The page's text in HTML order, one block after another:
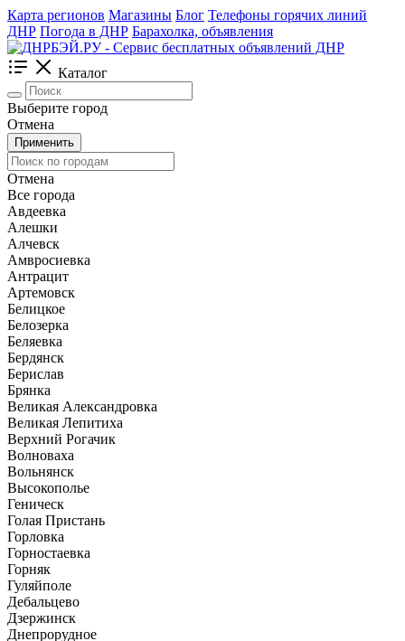
Карта регионов Магазины Блог Телефоны горячих линий
ДНР Погода в ДНР Барахолка, объявления
Каталог
Выберите город
Отмена
Применить
Отмена
Все города
Авдеевка
Алешки
Алчевск
Амвросиевка
Антрацит
Артемовск
Белицкое
Белозерка
Беляевка
Бердянск
Берислав
Брянка
Великая Александровка
Великая Лепитиха
Верхний Рогачик
Волноваха
Вольнянск
Высокополье
Геническ
Голая Пристань
Горловка
Горностаевка
Горняк
Гуляйполе
Дебальцево
Дзержинск
Днепрорудное